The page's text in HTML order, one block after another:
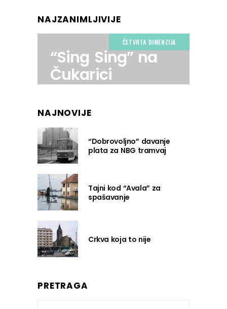
NAJZANIMLJIVIJE
ČETVRTA DIMENZIJA
“Sing Sing” na
Čukarici
NAJNOVIJE
“Dobrovoljno” davanje
plata za NBG tramvaj
Tajni kod “Avala” za
spašavanje
Crkva koja to nije
PRETRAGA